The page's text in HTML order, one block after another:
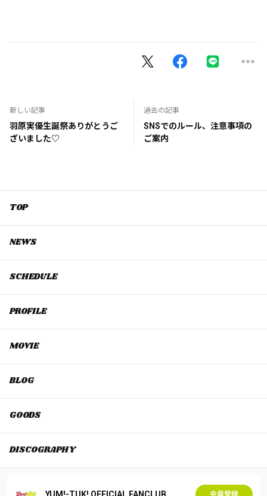
新しい記事
羽原実優生誕祭ありがとうご
ざいました♡
過去の記事
SNSでのルール、注意事項の
ご案内
TOP
NEWS
SCHEDULE
PROFILE
MOVIE
BLOG
GOODS
DISCOGRAPHY
YUM!-TUK! OFFICIAL FANCLUB 会員登録